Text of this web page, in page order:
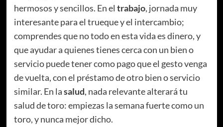
hermosos y sencillos. En el trabajo, jornada muy
interesante para el trueque y el intercambio;
comprendes que no todo en esta vida es dinero, y
que ayudar a quienes tienes cerca con un bien o
servicio puede tener como pago que el gesto venga
de vuelta, con el préstamo de otro bien o servicio
similar. En lasalud, nada relevante alterará tu
salud de toro: empiezas la semana fuerte como un
toro, y nunca mejor dicho.